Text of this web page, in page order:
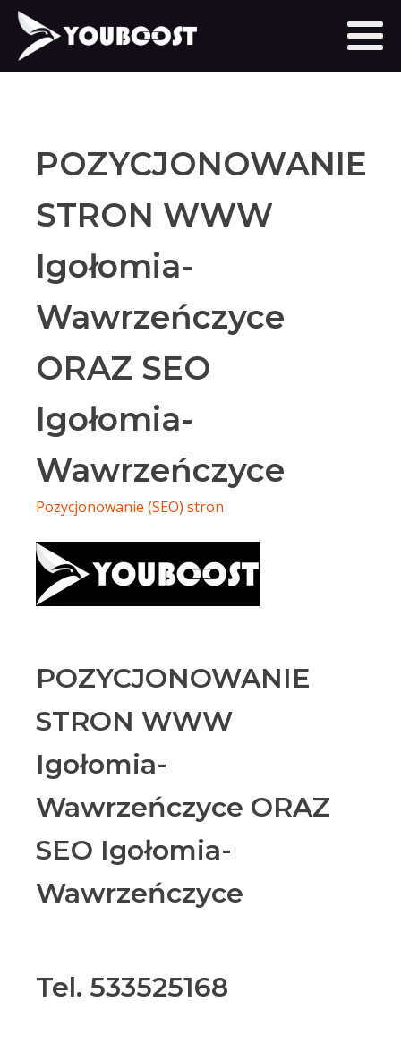
POZYCJONOWANIE
STRON WWW
Igołomia-
Wawrzeńczyce
ORAZ SEO
Igołomia-
Wawrzeńczyce
Pozycjonowanie (SEO) stron
POZYCJONOWANIE
STRON WWW
Igołomia-
Wawrzeńczyce ORAZ
SEO Igołomia-
Wawrzeńczyce
Tel. 533525168